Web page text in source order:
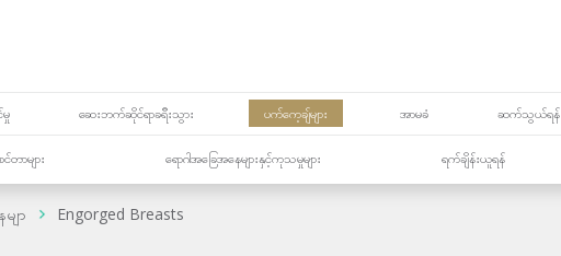
မှု ဆေးဘက်ဆိုင်ရာခရီးသွား ပက်ကေ့ချ်များ အာမခံ ဆက်သွယ်ရန်
ာများ ရောဂါအခြေအနေများနှင့်ကုသမှုများ ရက်ချိန်းယူရန်
ျာ Engorged Breasts